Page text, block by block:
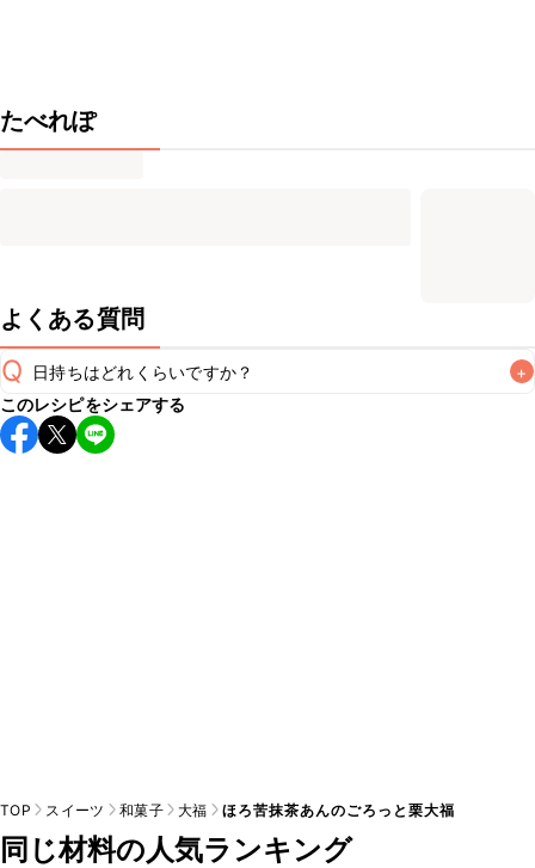
たべれぽ
よくある質問
Q 日持ちはどれくらいですか？ +
保存期間は常温で当日中が目安です。なるべくお早めにお召
し上がりください。
このレシピをシェアする
TOP スイーツ 和菓子 大福 ほろ苦抹茶あんのごろっと栗大福
同じ材料の人気ランキング